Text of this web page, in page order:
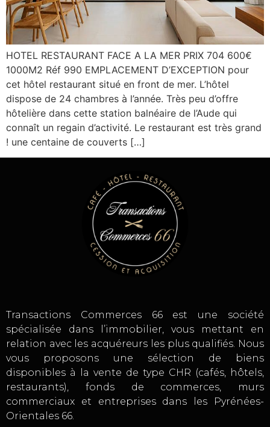
HOTEL RESTAURANT FACE A LA MER PRIX 704 600€
1000M2 Réf 990 EMPLACEMENT D’EXCEPTION pour
cet hôtel restaurant situé en front de mer. L’hôtel
dispose de 24 chambres à l’année. Très peu d’offre
hôtelière dans cette station balnéaire de l’Aude qui
connaît un regain d’activité. Le restaurant est très grand
! une centaine de couverts […]
Transactions Commerces 66 est une société
spécialisée dans l’immobilier, vous mettant en
relation avec les acquéreurs les plus qualifiés. Nous
vous proposons une sélection de biens
disponibles à la vente de type CHR (cafés, hôtels,
restaurants), fonds de commerces, murs
commerciaux et entreprises dans les Pyrénées-
Orientales 66.